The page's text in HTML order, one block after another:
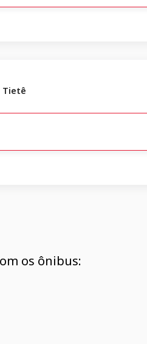
Tietê
os ônibus: